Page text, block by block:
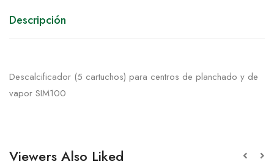
Descripción
Descalcificador (5 cartuchos) para centros de planchado y de
vapor SIM100
Viewers Also Liked